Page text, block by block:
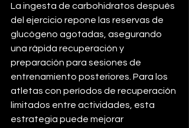
La ingesta de carbohidratos después
del ejercicio repone las reservas de
glucógeno agotadas, asegurando
una rápida recuperación y
preparación para sesiones de
entrenamiento posteriores. Para los
atletas con períodos de recuperación
limitados entre actividades, esta
estrategia puede mejorar